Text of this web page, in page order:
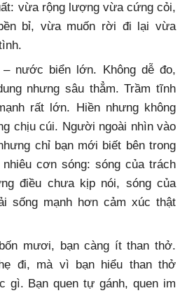
vừa rộng lượng vừa cứng cỏi,
bỉ, vừa muốn rời đi lại vừa
nước biển lớn. Không dễ đo,
nhưng sâu thẳm. Trầm tĩnh
rất lớn. Hiền nhưng không
chịu cúi. Người ngoài nhìn vào
chỉ bạn mới biết bên trong
cơn sóng: sóng của trách
điều chưa kịp nói, sóng của
sống mạnh hơn cảm xúc thật
mươi, bạn càng ít than thở.
đi, mà vì bạn hiểu than thở
gì. Bạn quen tự gánh, quen im